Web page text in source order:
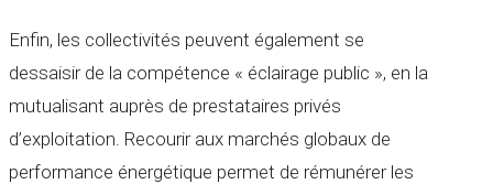
Enfin, les collectivités peuvent également se
dessaisir de la compétence « éclairage public », en la
mutualisant auprès de prestataires privés
d’exploitation. Recourir aux marchés globaux de
performance énergétique permet de rémunérer les